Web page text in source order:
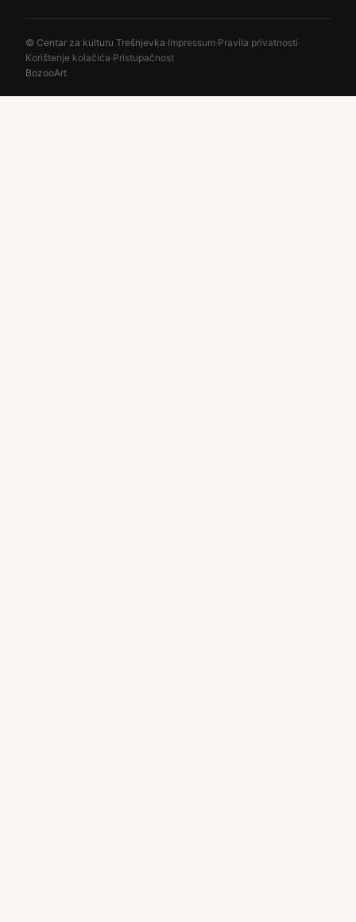
© Centar za kulturu Trešnjevka·Impressum·Pravila privatnosti·
Korištenje kolačića·Pristupačnost
BozooArt